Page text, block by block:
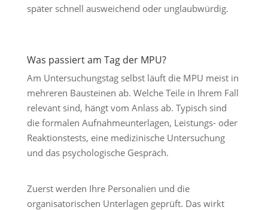
später schnell ausweichend oder unglaubwürdig.
Was passiert am Tag der MPU?
Am Untersuchungstag selbst läuft die MPU meist in
mehreren Bausteinen ab. Welche Teile in Ihrem Fall
relevant sind, hängt vom Anlass ab. Typisch sind
die formalen Aufnahmeunterlagen, Leistungs- oder
Reaktionstests, eine medizinische Untersuchung
und das psychologische Gespräch.
Zuerst werden Ihre Personalien und die
organisatorischen Unterlagen geprüft. Das wirkt